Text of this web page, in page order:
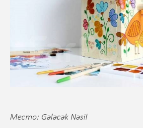
Место: Gələcək Nəsil